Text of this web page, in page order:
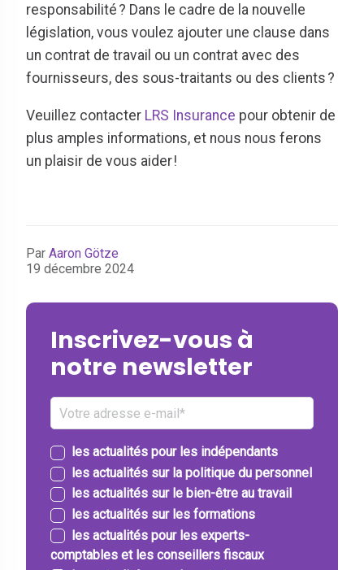
responsabilité ? Dans le cadre de la nouvelle
législation, vous voulez ajouter une clause dans
un contrat de travail ou un contrat avec des
fournisseurs, des sous-traitants ou des clients ?
Veuillez contacter LRS Insurance pour obtenir de
plus amples informations, et nous nous ferons
un plaisir de vous aider !
Par Aaron Götze
19 décembre 2024
Inscrivez-vous à
notre newsletter
les actualités pour les indépendants
les actualités sur la politique du personnel
les actualités sur le bien-être au travail
les actualités sur les formations
les actualités pour les experts-
comptables et les conseillers fiscaux